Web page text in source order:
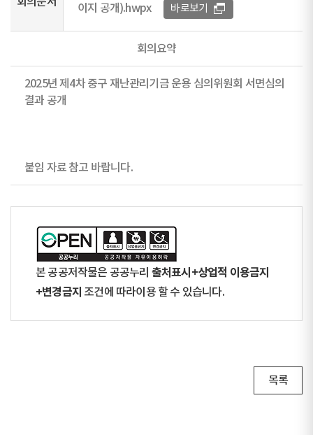
이지 공개).hwpx 바로보기
회의요약
2025년 제4차 중구 재난관리기금 운용 심의위원회 서면심의
결과 공개
붙임 자료 참고 바랍니다.
본 공공저작물은 공공누리 출처표시+상업적 이용금지
+변경금지 조건에 따라이용 할 수 있습니다.
목록